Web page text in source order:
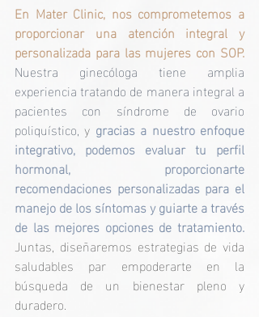
En Mater Clinic, nos comprometemos a
proporcionar una atención integral y
personalizada para las mujeres con SOP.
Nuestra ginecóloga tiene amplia
experiencia tratando de manera integral a
pacientes con síndrome de ovario
poliquístico, y gracias a nuestro enfoque
integrativo, podemos evaluar tu perfil
hormonal, proporcionarte
recomendaciones personalizadas para el
manejo de los síntomas y guiarte a través
de las mejores opciones de tratamiento.
Juntas, diseñaremos estrategias de vida
saludables par empoderarte en la
búsqueda de un bienestar pleno y
duradero.